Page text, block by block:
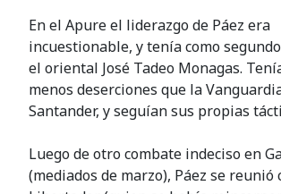
En el Apure el liderazgo de Páez era
incuestionable, y tenía como
el oriental José Tadeo Monagas.
menos deserciones que la
Santander, y seguían sus propias
Luego de otro combate indeciso en
(mediados de marzo), Páez se reunió